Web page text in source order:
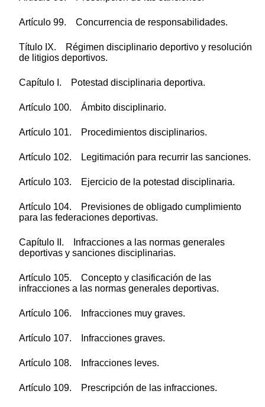
Artículo 99. Concurrencia de responsabilidades.
Título IX. Régimen disciplinario deportivo y resolución
de litigios deportivos.
Capítulo I. Potestad disciplinaria deportiva.
Artículo 100. Ámbito disciplinario.
Artículo 101. Procedimientos disciplinarios.
Artículo 102. Legitimación para recurrir las sanciones.
Artículo 103. Ejercicio de la potestad disciplinaria.
Artículo 104. Previsiones de obligado cumplimiento
para las federaciones deportivas.
Capítulo II. Infracciones a las normas generales
deportivas y sanciones disciplinarias.
Artículo 105. Concepto y clasificación de las
infracciones a las normas generales deportivas.
Artículo 106. Infracciones muy graves.
Artículo 107. Infracciones graves.
Artículo 108. Infracciones leves.
Artículo 109. Prescripción de las infracciones.